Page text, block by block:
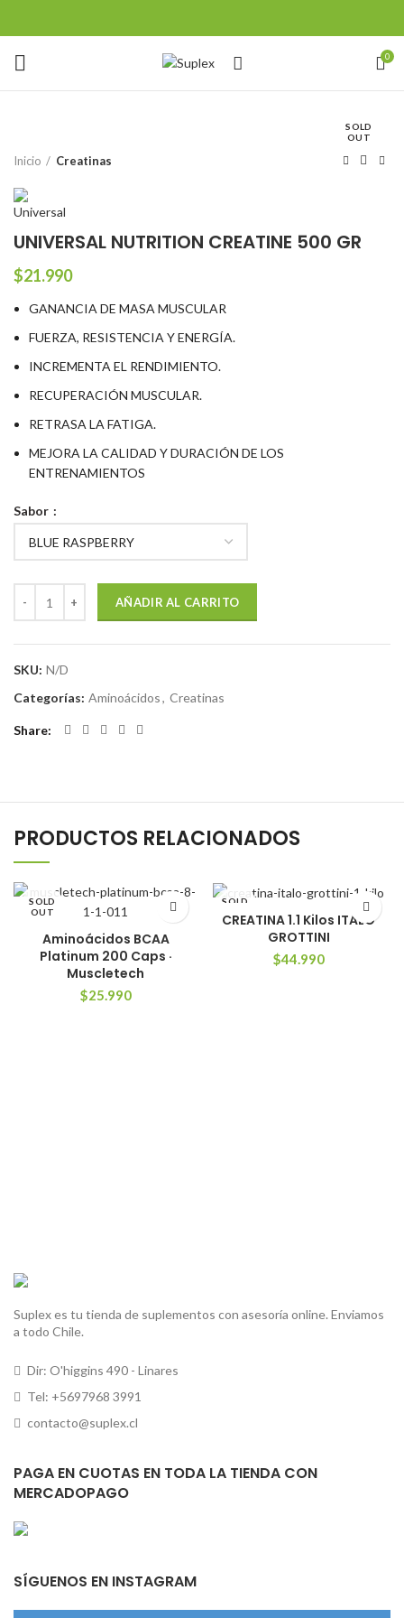
0
SOLD
OUT
Inicio Creatinas
UNIVERSAL NUTRITION CREATINE 500 GR
$21.990
GANANCIA DE MASA MUSCULAR
FUERZA, RESISTENCIA Y ENERGÍA.
INCREMENTA EL RENDIMIENTO.
RECUPERACIÓN MUSCULAR.
RETRASA LA FATIGA.
MEJORA LA CALIDAD Y DURACIÓN DE LOS
ENTRENAMIENTOS
Sabor
AÑADIR AL CARRITO
SKU: N/D
Categorías: Aminoácidos, Creatinas
Share
PRODUCTOS RELACIONADOS
SOLD
OUT
Aminoácidos BCAA
Platinum 200 Caps ·
Muscletech
$25.990
SOLD
CREATINA 1.1 Kilos ITALO
GROTTINI
$44.990
Suplex es tu tienda de suplementos con asesoría online. Enviamos
a todo Chile.
Dir: O'higgins 490 - Linares
Tel: +5697968 3991
contacto@suplex.cl
PAGA EN CUOTAS EN TODA LA TIENDA CON
MERCADOPAGO
SÍGUENOS EN INSTAGRAM